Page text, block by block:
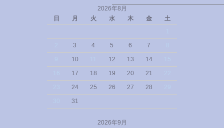
2026年8月
日
月 火 水 木 金
土
3 4 5 6 7
10 12 13 14
17 18 19 20 21
24 25 26 27 28
31
2026年9月